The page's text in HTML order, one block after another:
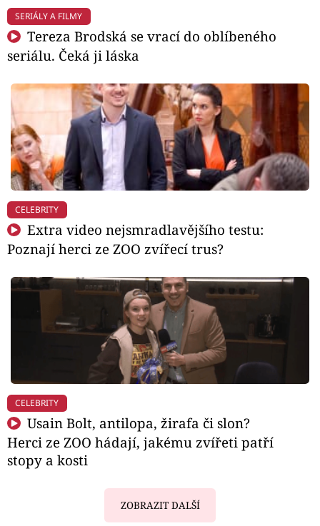
SERIÁLY A FILMY
Tereza Brodská se vrací do oblíbeného
seriálu. Čeká ji láska
CELEBRITY
Extra video nejsmradlavějšího testu:
Poznají herci ze ZOO zvířecí trus?
CELEBRITY
Usain Bolt, antilopa, žirafa či slon?
Herci ze ZOO hádají, jakému zvířeti patří
stopy a kosti
ZOBRAZIT DALŠÍ